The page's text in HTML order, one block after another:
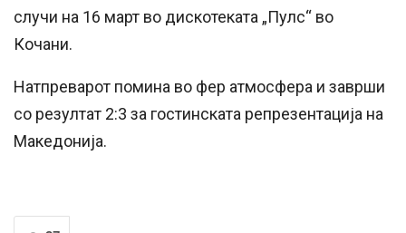
случи на 16 март во дискотеката „Пулс“ во
Кочани.
Натпреварот помина во фер атмосфера и заврши
со резултат 2:3 за гостинската репрезентација на
Македонија.